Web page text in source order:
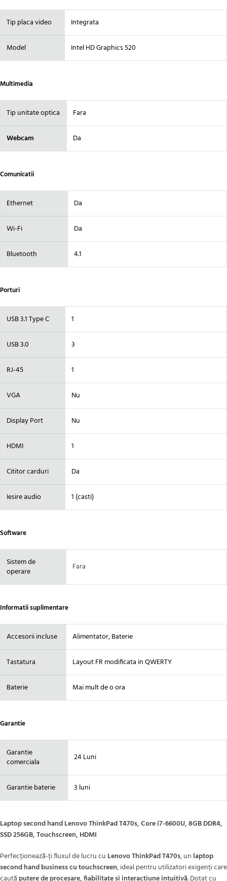
Tip placa video Integrata
Model Intel HD Graphics 520
Multimedia
Tip unitate optica Fara
Webcam Da
Comunicatii
Ethernet Da
Wi-Fi Da
Bluetooth 4.1
Porturi
USB 3.1 Type C 1
USB 3.0 3
RJ-45 1
VGA Nu
Display Port Nu
HDMI 1
Cititor carduri Da
Iesire audio 1 (casti)
Software
Sistem de
operare
Fara
Informatii suplimentare
Accesorii incluse Alimentator, Baterie
Tastatura Layout FR modificata in QWERTY
Baterie Mai mult de o ora
Garantie
Garantie
comerciala
24 Luni
Garantie baterie 3 luni
Laptop second hand Lenovo ThinkPad T470s, Core i7-6600U, 8GB DDR4,
SSD 256GB, Touchscreen, HDMI
Perfecționează-ți fluxul de lucru cu Lenovo ThinkPad T470s, un laptop
second hand business cu touchscreen, ideal pentru utilizatori exigenți care